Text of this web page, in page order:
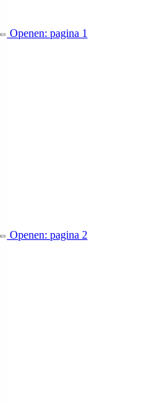
Openen: pagina 1
Openen: pagina 2